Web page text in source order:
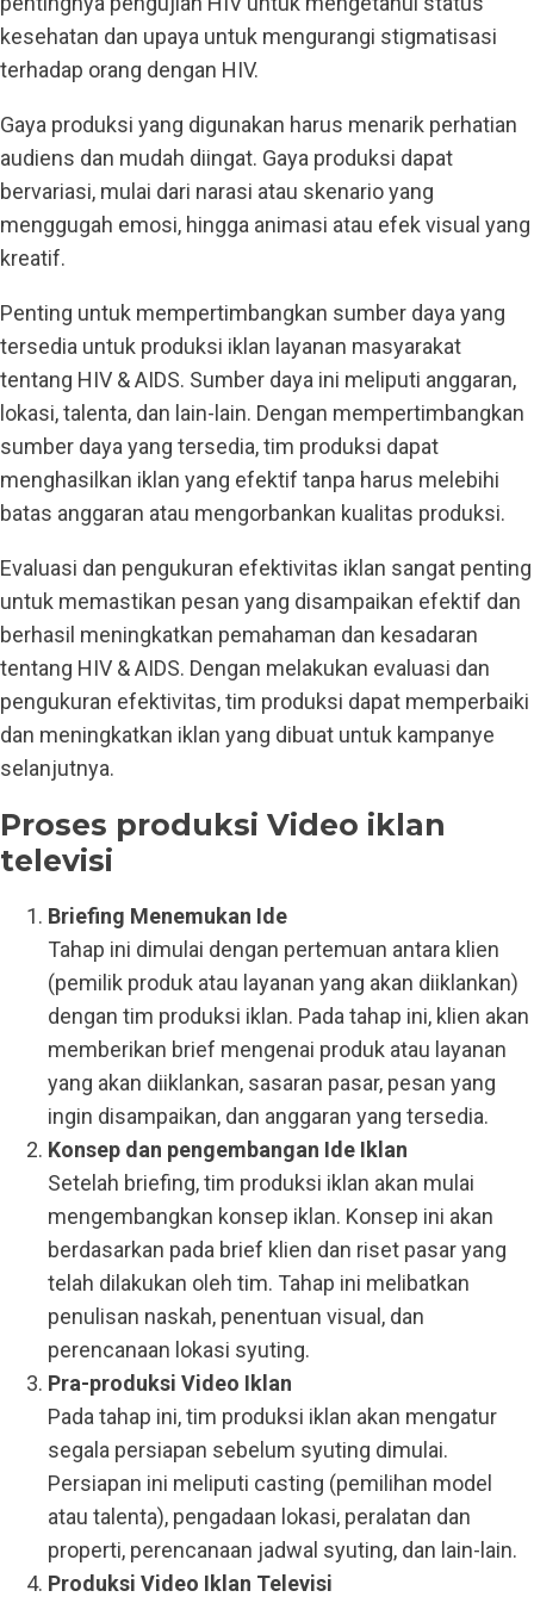
kesehatan dan upaya untuk mengurangi stigmatisasi
terhadap orang dengan HIV.
Gaya produksi yang digunakan harus menarik perhatian
audiens dan mudah diingat. Gaya produksi dapat
bervariasi, mulai dari narasi atau skenario yang
menggugah emosi, hingga animasi atau efek visual yang
kreatif.
Penting untuk mempertimbangkan sumber daya yang
tersedia untuk produksi iklan layanan masyarakat
tentang HIV & AIDS. Sumber daya ini meliputi anggaran,
lokasi, talenta, dan lain-lain. Dengan mempertimbangkan
sumber daya yang tersedia, tim produksi dapat
menghasilkan iklan yang efektif tanpa harus melebihi
batas anggaran atau mengorbankan kualitas produksi.
Evaluasi dan pengukuran efektivitas iklan sangat penting
untuk memastikan pesan yang disampaikan efektif dan
berhasil meningkatkan pemahaman dan kesadaran
tentang HIV & AIDS. Dengan melakukan evaluasi dan
pengukuran efektivitas, tim produksi dapat memperbaiki
dan meningkatkan iklan yang dibuat untuk kampanye
selanjutnya.
Proses produksi Video iklan
televisi
Briefing Menemukan Ide
Tahap ini dimulai dengan pertemuan antara klien
(pemilik produk atau layanan yang akan diiklankan)
dengan tim produksi iklan. Pada tahap ini, klien akan
memberikan brief mengenai produk atau layanan
yang akan diiklankan, sasaran pasar, pesan yang
ingin disampaikan, dan anggaran yang tersedia.
Konsep dan pengembangan Ide Iklan
Setelah briefing, tim produksi iklan akan mulai
mengembangkan konsep iklan. Konsep ini akan
berdasarkan pada brief klien dan riset pasar yang
telah dilakukan oleh tim. Tahap ini melibatkan
penulisan naskah, penentuan visual, dan
perencanaan lokasi syuting.
Pra-produksi Video Iklan
Pada tahap ini, tim produksi iklan akan mengatur
segala persiapan sebelum syuting dimulai.
Persiapan ini meliputi casting (pemilihan model
atau talenta), pengadaan lokasi, peralatan dan
properti, perencanaan jadwal syuting, dan lain-lain.
Produksi Video Iklan Televisi